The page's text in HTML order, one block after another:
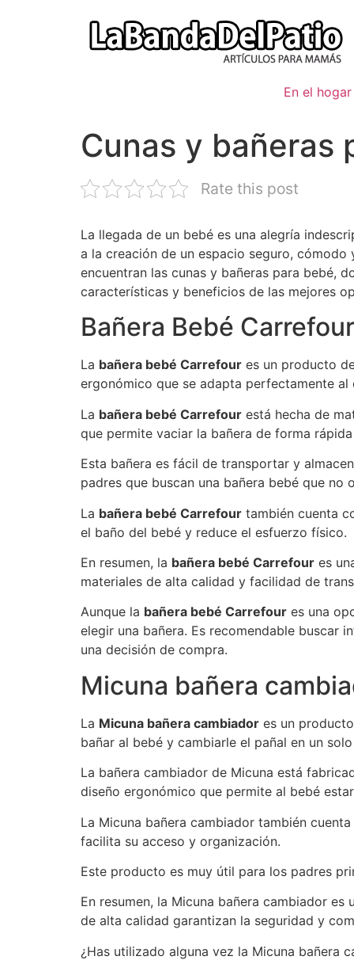
En el hogar
Cunas y bañeras
Rate this post
La llegada de un bebé es una alegría
a la creación de un espacio seguro,
encuentran las cunas y bañeras para bebé,
características y beneficios de las mejores
Bañera Bebé Carrefour
La bañera bebé Carrefour es un producto
ergonómico que se adapta perfectamente
La bañera bebé Carrefour está hecha de
que permite vaciar la bañera de forma
Esta bañera es fácil de transportar y
padres que buscan una bañera bebé que no
La bañera bebé Carrefour también cuenta
el baño del bebé y reduce el esfuerzo físico.
En resumen, la bañera bebé Carrefour es
materiales de alta calidad y facilidad de
Aunque la bañera bebé Carrefour es una
elegir una bañera. Es recomendable buscar
una decisión de compra.
Micuna bañera
La Micuna bañera cambiador es un
bañar al bebé y cambiarle el pañal en un
La bañera cambiador de Micuna está
diseño ergonómico que permite al bebé
La Micuna bañera cambiador también
facilita su acceso y organización.
Este producto es muy útil para los padres
En resumen, la Micuna bañera cambiador
de alta calidad garantizan la seguridad y
¿Has utilizado alguna vez la Micuna bañera